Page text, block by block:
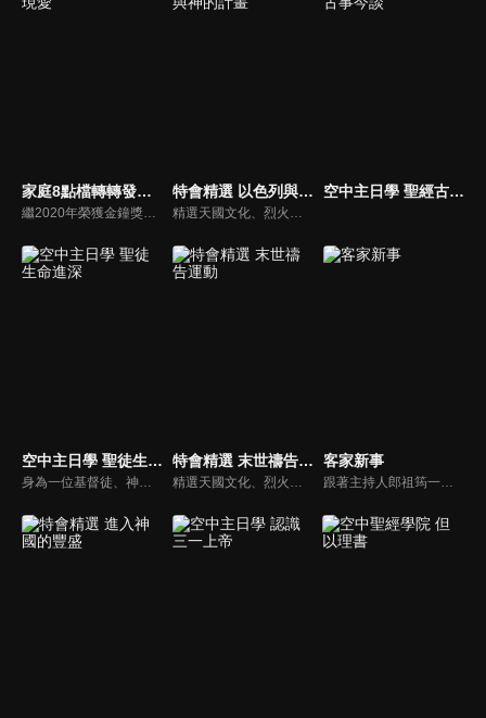
家庭8點檔轉轉發現愛
繼2020年榮獲金鐘獎「生活風格節目主持人獎」，2021年再度入圍，從真理出發的家庭談話性節目，針對現代婚姻家庭議題讓您輕鬆掌握關注方向。
特會精選 以色列與神的計畫
精選天國文化、烈火特會、超自然大能與使徒性教會等特會，幫助我們更加明白神的心意，好讓我們的生命能走在神的道路上進入命定。
空中主日學 聖經古事今談
空中主日學 聖徒生命進深
身為一位基督徒、神的兒女，不能只是在知識上認識這位父神，我們應該要全面認識祂，當我們越多認識祂的屬性，並且經歷祂的恩典，我們就對祂的信心就越加增，以至於在每天的生活中都能享受祂奇妙、豐盛的一切！
特會精選 末世禱告運動
精選天國文化、烈火特會、超自然大能與使徒性教會等特會，幫助我們更加明白神的心意，好讓我們的生命能走在神的道路上進入命定。
客家新事
跟著主持人郎祖筠一起關心客家事，體驗客家文化之美，透過見證分享一同經歷上帝的恩典。